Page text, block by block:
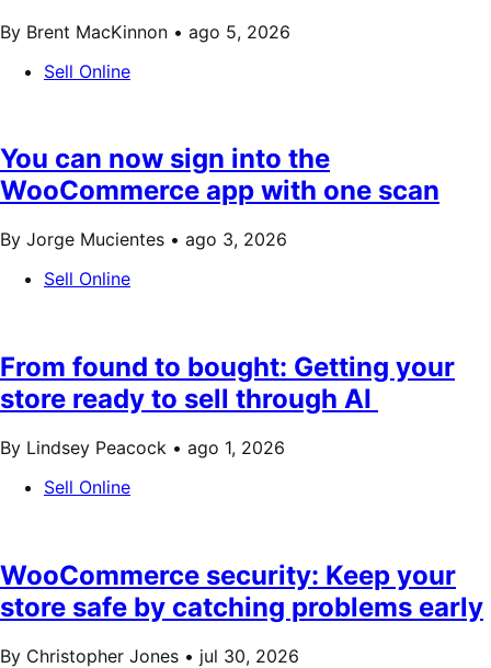
By Brent MacKinnon • ago 5, 2026
Sell Online
You can now sign into the
WooCommerce app with one scan
By Jorge Mucientes • ago 3, 2026
Sell Online
From found to bought: Getting your
store ready to sell through AI
By Lindsey Peacock • ago 1, 2026
Sell Online
WooCommerce security: Keep your
store safe by catching problems early
By Christopher Jones • jul 30, 2026